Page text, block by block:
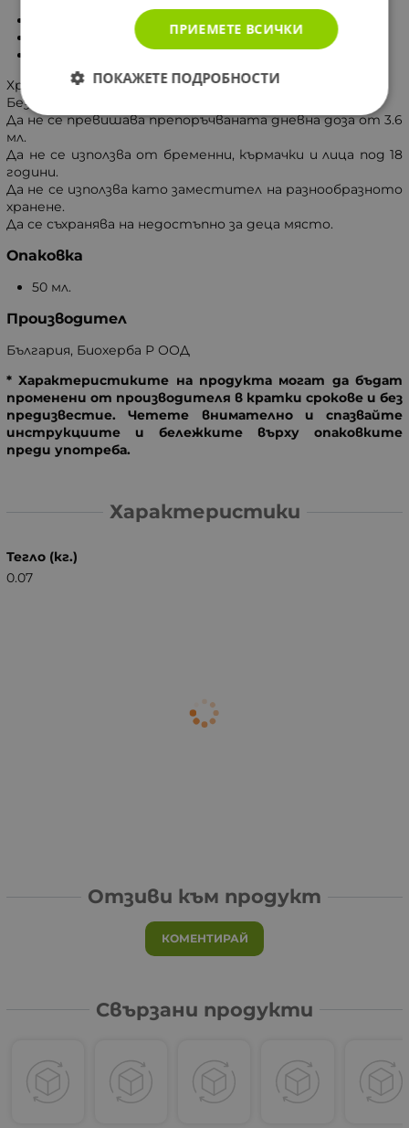
Чрез впръскване в устната кухина, гърлото.
2 впръсквания (0.2 мл.) през 30 минути.
Поддържащо 2-3 впръсквания дневно.
Хранителна добавка, не е лекарство.
Без лекарско предписание.
Да не се превишава препоръчваната дневна доза от 3.6
мл.
Да не се използва от бременни, кърмачки и лица под 18
години.
Да не се използва като заместител на разнообразното
хранене.
Да се съхранява на недостъпно за деца място.
Опаковка
50 мл.
Производител
България, Биохерба Р ООД
* Характеристиките на продукта могат да бъдат
променени от производителя в кратки срокове и без
предизвестие. Четете внимателно и спазвайте
инструкциите и бележките върху опаковките
преди употреба.
Характеристики
Тегло (кг.)
0.07
Отзиви към продукт
КОМЕНТИРАЙ
Свързани продукти
ПРИЕМЕТЕ ВСИЧКИ
ПОКАЖЕТЕ ПОДРОБНОСТИ